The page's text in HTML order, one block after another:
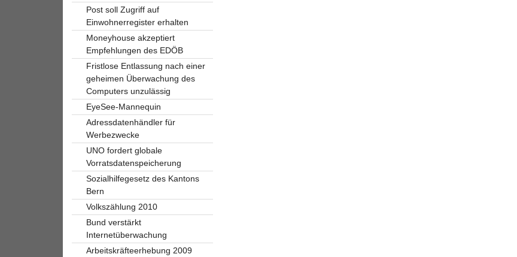
Post soll Zugriff auf
Einwohnerregister erhalten
Moneyhouse akzeptiert
Empfehlungen des EDÖB
Fristlose Entlassung nach einer
geheimen Überwachung des
Computers unzulässig
EyeSee-Mannequin
Adressdatenhändler für
Werbezwecke
UNO fordert globale
Vorratsdatenspeicherung
Sozialhilfegesetz des Kantons
Bern
Volkszählung 2010
Bund verstärkt
Internetüberwachung
Arbeitskräfteerhebung 2009